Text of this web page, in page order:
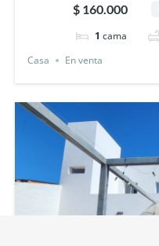
$ 160.000
1 cama
Casa
En venta